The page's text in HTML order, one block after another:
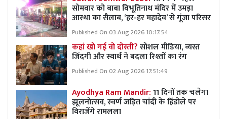
सोमवार को बाबा विभूतिनाथ मंदिर में उमड़ा
आस्था का सैलाब, ‘हर-हर महादेव’ से गूंजा परिसर
Published On 03 Aug 2026 10:17:54
कहां खो गई वो दोस्ती?सोशल मीडिया, व्यस्त
जिंदगी और स्वार्थ ने बदला रिश्तों का रंग
Published On 02 Aug 2026 17:51:49
Ayodhya Ram Mandir:11 दिनों तक चलेगा
झूलनोत्सव, स्वर्ण जड़ित चांदी के हिंडोले पर
विराजेंगे रामलला